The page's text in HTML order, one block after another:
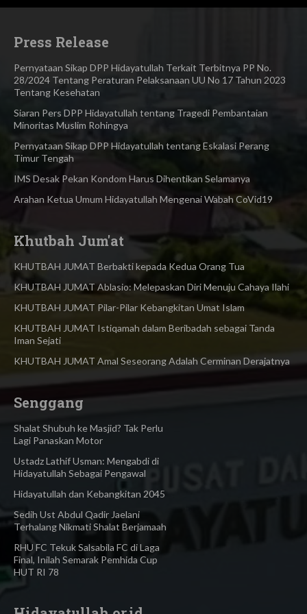
Press Release
Pernyataan Sikap DPP Hidayatullah Terkait Terbitnya PP No.
28/2024 Tentang Peraturan Pelaksanaan UU No 17 Tahun 2023
Tentang Kesehatan
Siaran Pers DPP Hidayatullah​ tentang Tragedi Pembantaian
Minoritas Muslim Rohingya
Pernyataan Sikap DPP Hidayatullah tentang Eskalasi Perang
Timur Tengah
IMS Desak Pekan Kondom Harus Dihentikan Selamanya
Arahan Ketua Umum Hidayatullah Mengenai Wabah CoVid19
Khutbah Jum'at
KHUTBAH JUMAT Berbakti kepada Kedua Orang Tua
KHUTBAH JUMAT Ablasio: Melepaskan Diri Menuju Cahaya Ilahi
KHUTBAH JUMAT Pilar-Pilar Kebangkitan Umat Islam
KHUTBAH JUMAT Istiqamah dalam Beribadah sebagai Tanda
Iman Sejati
KHUTBAH JUMAT Amal Seseorang Adalah Cerminan Derajatnya
Senggang
Shalat Shubuh ke Masjid? Tak Perlu
Lagi Panaskan Motor
Ustadz Lathif Usman: Mengabdi di
Hidayatullah Sebagai Pengawal
Hidayatullah dan Kebangkitan 2045
Sedih Ust Abdul Qadir Jaelani
Terhalang Nikmati Shalat Berjamaah
RHU FC Tekuk Salsabila FC di Laga
Final, Inilah Semarak Pemhida Cup
HUT RI 78